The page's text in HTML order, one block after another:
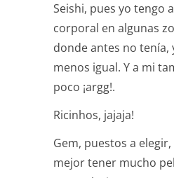
Seishi, pues yo tengo
corporal en algunas
donde antes no tenía,
menos igual. Y a mi
poco ¡argg!.
Ricinhos, jajaja!
Gem, puestos a
mejor tener mucho